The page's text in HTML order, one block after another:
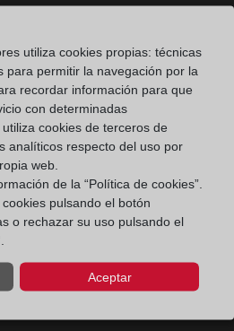
YouTube (abre en ventana nueva)
Flickr (abre en ventana nueva)
Linkedin (abre en ventana nueva)
Blog (abre en ventana nueva)
a Instagram (abre en ventana nueva)
utiliza cookies propias: técnicas
para permitir la navegación por la
recordar información para que
con determinadas
cookies de terceros de
analíticos respecto del uso por
web.
de la “Política de cookies”.
pulsando el botón
o rechazar su uso pulsando el
Aceptar